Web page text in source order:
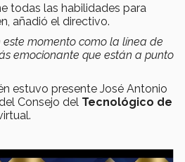
todas las habilidades para
añadió el directivo.
momento como la línea de
emocionante que están a punto
estuvo presente José Antonio
Consejo del Tecnológico de